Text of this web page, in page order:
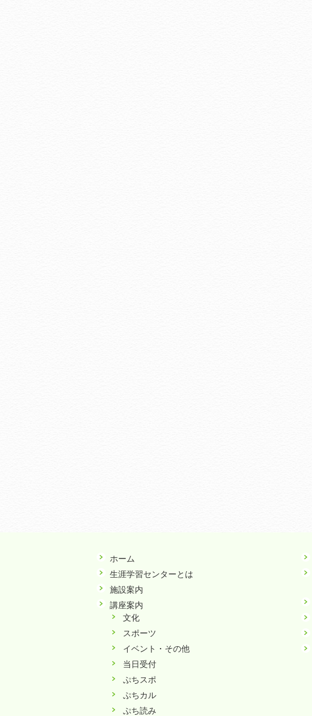
ホーム
生涯学習センターとは
施設案内
講座案内
文化
スポーツ
イベント・その他
当日受付
ぷちスポ
ぷちカル
ぷち読み